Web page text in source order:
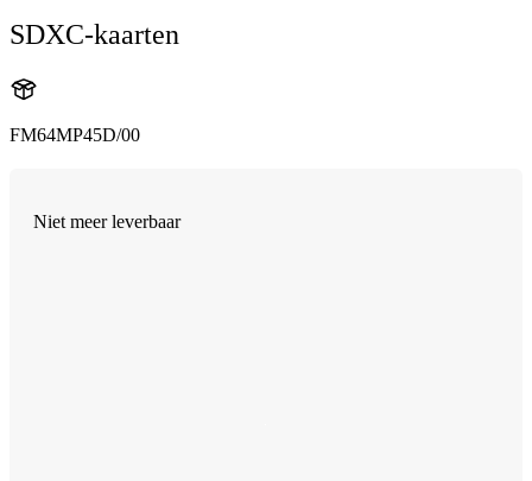
SDXC-kaarten
FM64MP45D/00
Niet meer leverbaar